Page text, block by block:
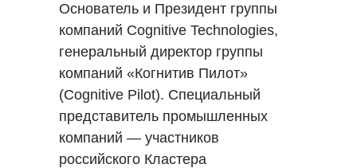
Основатель и Президент группы
компаний Cognitive Technologies,
генеральный директор группы
компаний «Когнитив Пилот»
(Cognitive Pilot). Специальный
представитель промышленных
компаний — участников
российского Кластера